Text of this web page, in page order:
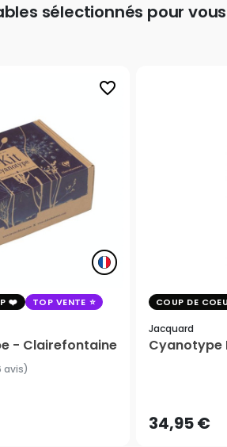
sélectionnés pour vous
favorite_border
TOP VENTE
- Clairefontaine
avis)
COUP DE
Jacquard
Cyanotype
34,95 €